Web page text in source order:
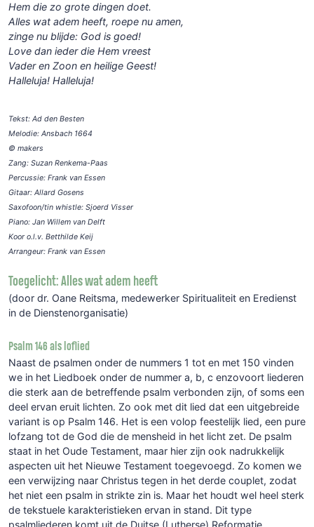
Hem die zo grote dingen doet.
Alles wat adem heeft, roepe nu amen,
zinge nu blijde: God is goed!
Love dan ieder die Hem vreest
Vader en Zoon en heilige Geest!
Halleluja! Halleluja!
Tekst: Ad den Besten
Melodie: Ansbach 1664
© makers
Zang: Suzan Renkema-Paas
Percussie: Frank van Essen
Gitaar: Allard Gosens
Saxofoon/tin whistle: Sjoerd Visser
Piano: Jan Willem van Delft
Koor o.l.v. Betthilde Keij
Arrangeur: Frank van Essen
Toegelicht: Alles wat adem heeft
(door dr. Oane Reitsma, medewerker Spiritualiteit en Eredienst
in de Dienstenorganisatie)
Psalm 146 als loflied
Naast de psalmen onder de nummers 1 tot en met 150 vinden
we in het Liedboek onder de nummer a, b, c enzovoort liederen
die sterk aan de betreffende psalm verbonden zijn, of soms een
deel ervan eruit lichten. Zo ook met dit lied dat een uitgebreide
variant is op Psalm 146. Het is een volop feestelijk lied, een pure
lofzang tot de God die de mensheid in het licht zet. De psalm
staat in het Oude Testament, maar hier zijn ook nadrukkelijk
aspecten uit het Nieuwe Testament toegevoegd. Zo komen we
een verwijzing naar Christus tegen in het derde couplet, zodat
het niet een psalm in strikte zin is. Maar het houdt wel heel sterk
de tekstuele karakteristieken ervan in stand. Dit type